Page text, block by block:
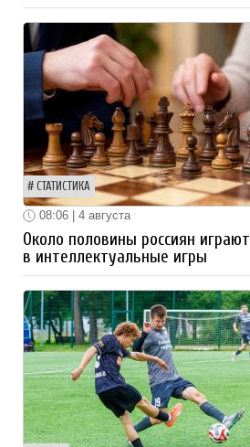
СТАТИСТИКА
08:06 | 4 августа
Около половины россиян играют
в интеллектуальные игры